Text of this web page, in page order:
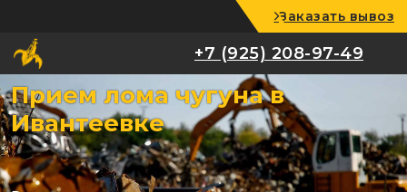
+7 (925) 208-97-49
Заказать вывоз
+7 (925) 208-97-49
Прием лома чугуна в
Ивантеевке